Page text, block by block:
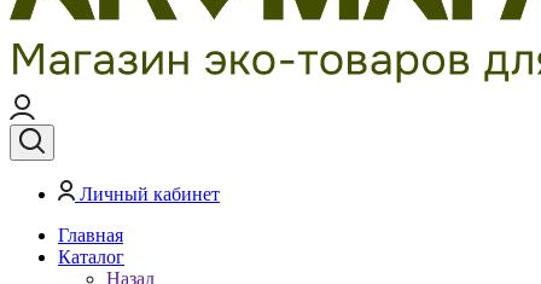
Личный кабинет
Главная
Каталог
Назад